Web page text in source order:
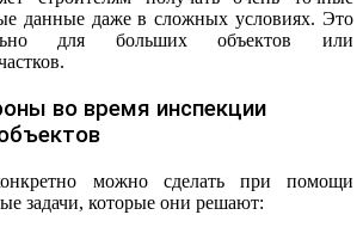
данные даже в сложных условиях. Это
для больших объектов или
во время инспекции
можно сделать при помощи
задачи, которые они решают: